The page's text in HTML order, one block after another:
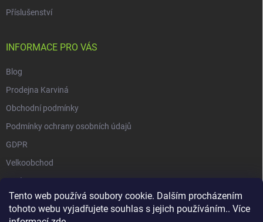
Tento web používá soubory cookie. Dalším procházením
tohoto webu vyjadřujete souhlas s jejich používáním.. Více
Příslušenství
INFORMACE PRO VÁS
Blog
Prodejna Karviná
Obchodní podmínky
Podmínky ochrany osobních údajů
GDPR
Velkoobchod
O nás
Vrácení zásilky přes Zásilkovnu